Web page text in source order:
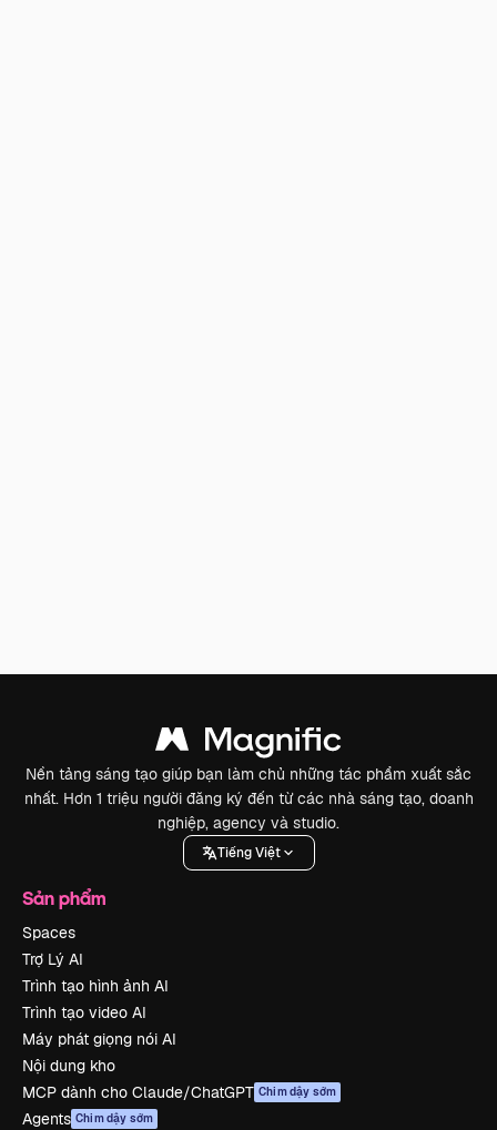
Nền tảng sáng tạo giúp bạn làm chủ những tác phẩm xuất sắc
nhất. Hơn 1 triệu người đăng ký đến từ các nhà sáng tạo, doanh
nghiệp, agency và studio.
Tiếng Việt
Sản phẩm
Spaces
Trợ Lý AI
Trình tạo hình ảnh AI
Trình tạo video AI
Máy phát giọng nói AI
Nội dung kho
MCP dành cho Claude/ChatGPT Chim dậy sớm
Agents Chim dậy sớm